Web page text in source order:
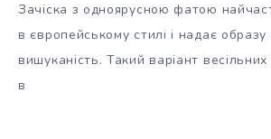
Зачіска з одноярусною фатою
в європейському стилі і надає образу
вишуканість. Такий варіант
в